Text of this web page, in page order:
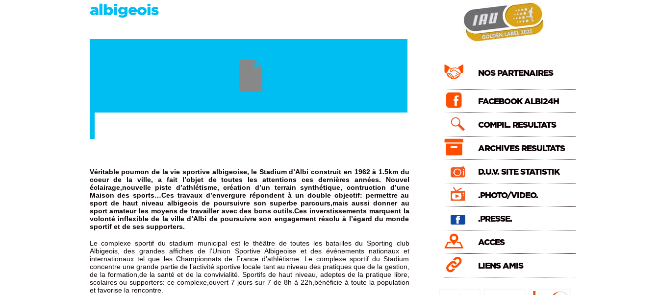
albigeois
Véritable poumon de la vie sportive albigeoise, le Stadium d’Albi construit en 1962 à 1.5km du
coeur de la ville, a fait l’objet de toutes les attentions ces dernières années. Nouvel
éclairage,nouvelle piste d’athlétisme, création d’un terrain synthétique, contruction d’une
Maison des sports…Ces travaux d’envergure répondent à un double objectif: permettre au
sport de haut niveau albigeois de poursuivre son superbe parcours,mais aussi donner au
sport amateur les moyens de travailler avec des bons outils.Ces inverstissements marquent la
volonté inflexible de la ville d’Albi de poursuivre son engagement résolu à l’égard du monde
sportif et de ses supporters.
Le complexe sportif du stadium municipal est le théâtre de toutes les batailles du Sporting club
Albigeois, des grandes affiches de l’Union Sportive Albigeoise et des événements nationaux et
internationaux tel que les Championnats de France d’athlétisme. Le complexe sportif du Stadium
concentre une grande partie de l’activité sportive locale tant au niveau des pratiques que de la gestion,
de la formation,de la santé et de la convivialité. Sportifs de haut niveau, adeptes de la pratique libre,
scolaires ou supporters: ce complexe,ouvert 7 jours sur 7 de 8h à 22h,bénéficie à toute la population
et favorise la rencontre.
NOS PARTENAIRES
FACEBOOK ALBI24H
COMPIL. RESULTATS
ARCHIVES RESULTATS
D.U.V. SITE STATISTIK
.PHOTO/VIDEO.
.PRESSE.
ACCES
LIENS AMIS